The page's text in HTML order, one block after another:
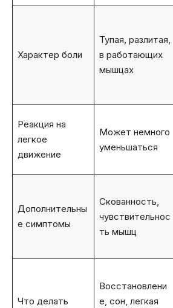
Характер боли
Тупая, разлитая,
в работающих
мышцах
Реакция на
легкое
движение
Может немного
уменьшаться
Дополнительны
е симптомы
Скованность,
чувствительнос
ть мышц
Что делать
Восстановлени
е, сон, легкая